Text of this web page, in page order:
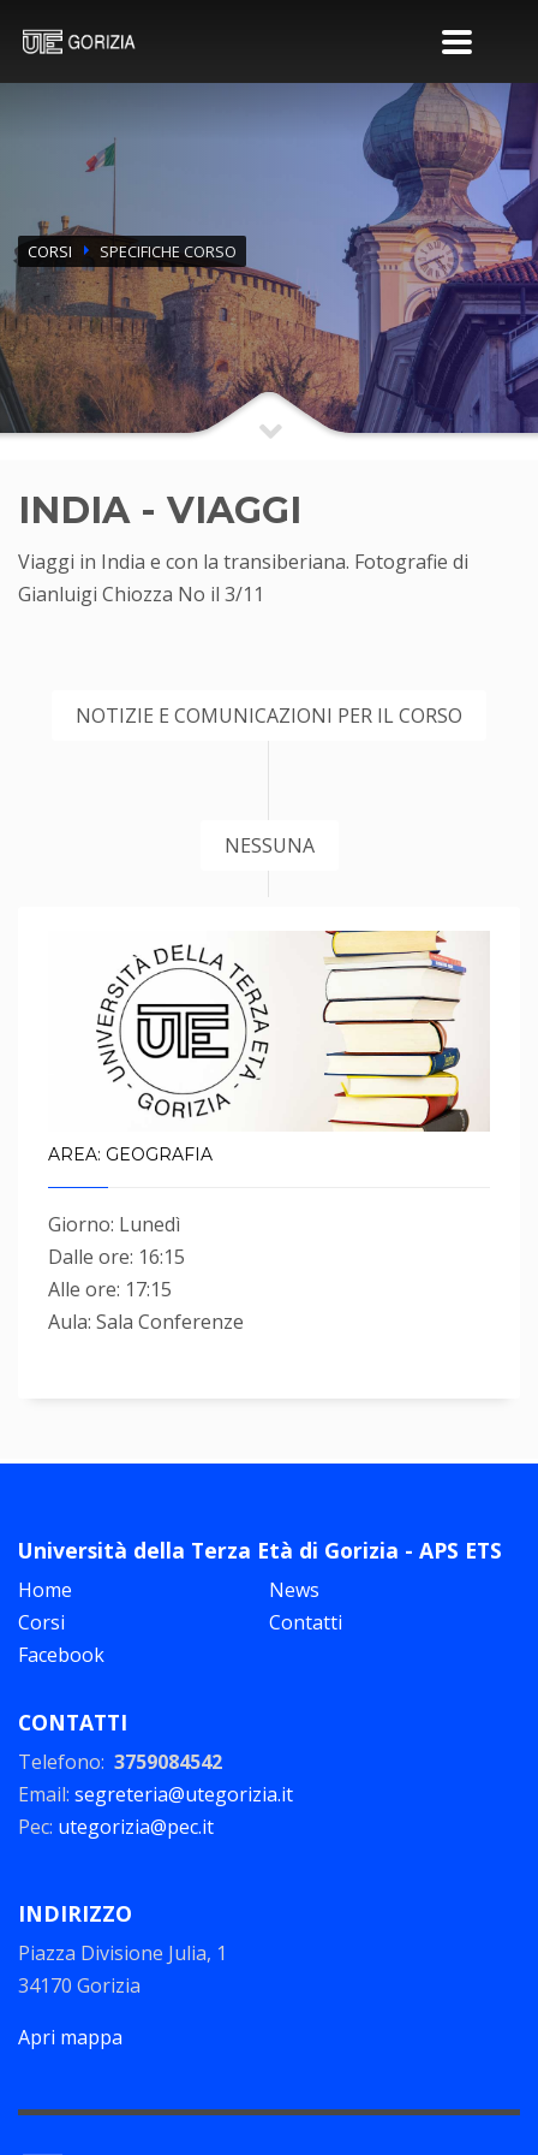
CORSI SPECIFICHE CORSO
INDIA - VIAGGI
Viaggi in India e con la transiberiana. Fotografie di
Gianluigi Chiozza No il 3/11
NOTIZIE E COMUNICAZIONI PER IL CORSO
NESSUNA
AREA: GEOGRAFIA
Giorno: Lunedì
Dalle ore: 16:15
Alle ore: 17:15
Aula: Sala Conferenze
Università della Terza Età di Gorizia - APS ETS
Home
News
Corsi
Contatti
Facebook
CONTATTI
Telefono: 3759084542
Email: segreteria@utegorizia.it
Pec: utegorizia@pec.it
INDIRIZZO
Piazza Divisione Julia, 1
34170 Gorizia
Apri mappa